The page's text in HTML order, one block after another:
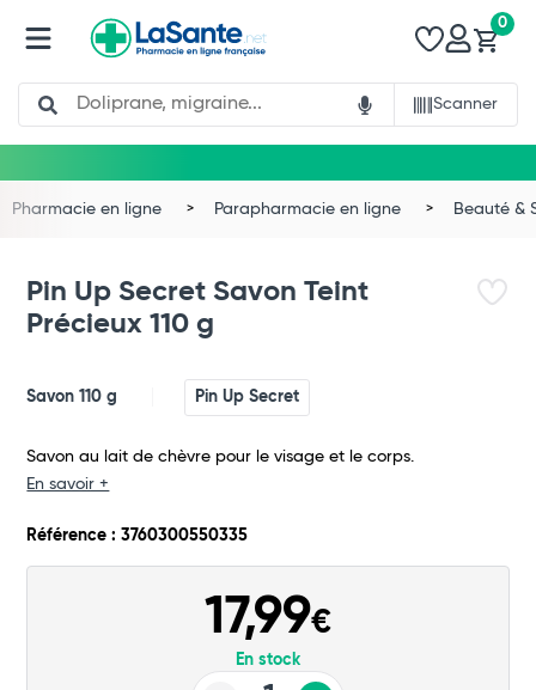
Search
Scanner
0
Commander
Pharmacie en ligne Parapharmacie en ligne Beauté &
Pin Up Secret Savon Teint
Précieux 110 g
Savon 110 g Pin Up Secret
Savon au lait de chèvre pour le visage et le corps.
En savoir +
Référence : 3760300550335
17,99€
En stock